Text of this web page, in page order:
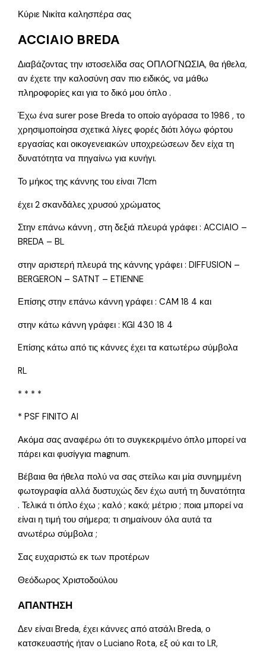
Κύριε Νικίτα καλησπέρα σας
ACCIAIO BREDA
Διαβάζοντας την ιστοσελίδα σας ΟΠΛΟΓΝΩΣΙΑ, θα ήθελα,
αν έχετε την καλοσύνη σαν πιο ειδικός, να μάθω
πληροφορίες και για το δικό μου όπλο .
Έχω ένα surer pose Breda το οποίο αγόρασα το 1986 , το
χρησιμοποίησα σχετικά λίγες φορές διότι λόγω φόρτου
εργασίας και οικογενειακών υποχρεώσεων δεν είχα τη
δυνατότητα να πηγαίνω για κυνήγι.
Το μήκος της κάννης του είναι 71cm
έχει 2 σκανδάλες χρυσού χρώματος
Στην επάνω κάννη , στη δεξιά πλευρά γράφει : ACCIAIO –
BREDA – BL
στην αριστερή πλευρά της κάννης γράφει : DIFFUSION –
BERGERON – SATNT – ETIENNE
Επίσης στην επάνω κάννη γράφει : CAM 18 4 και
στην κάτω κάννη γράφει : KGI 430 18 4
Eπίσης κάτω από τις κάννες έχει τα κατωτέρω σύμβολα
RL
* * * *
* PSF FINITO AI
Ακόμα σας αναφέρω ότι το συγκεκριμένο όπλο μπορεί να
πάρει και φυσίγγια magnum.
Βέβαια θα ήθελα πολύ να σας στείλω και μία συνημμένη
φωτογραφία αλλά δυστυχώς δεν έχω αυτή τη δυνατότητα
. Τελικά τι όπλο έχω ; καλό ; κακό; μέτριο ; ποια μπορεί να
είναι η τιμή του σήμερα; τι σημαίνουν όλα αυτά τα
ανωτέρω σύμβολα ;
Σας ευχαριστώ εκ των προτέρων
Θεόδωρος Χριστοδούλου
ΑΠΑΝΤΗΣΗ
Δεν είναι Breda, έχει κάννες από ατσάλι Breda, ο
κατσκευαστής ήταν ο Luciano Rota, εξ ού και το LR,